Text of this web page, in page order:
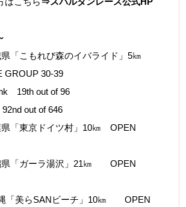
県「こもれび森のイバライド」5㎞
30-39
19th out of 96
out of 646
県「東京ドイツ村」10㎞ OPEN
県「ガーラ湯沢」21㎞ OPEN
縄「美らSANビーチ」10㎞ OPEN